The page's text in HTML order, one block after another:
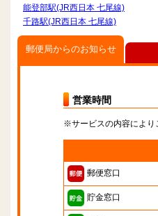
能登部駅(JR西日本 七尾線)
千路駅(JR西日本 七尾線)
郵便局からのお知らせ
営業時間
※サービスの内容により
郵便窓口
貯金窓口